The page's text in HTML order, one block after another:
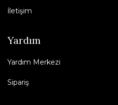
İletişim
Yardım
Yardım Merkezi
Sipariş